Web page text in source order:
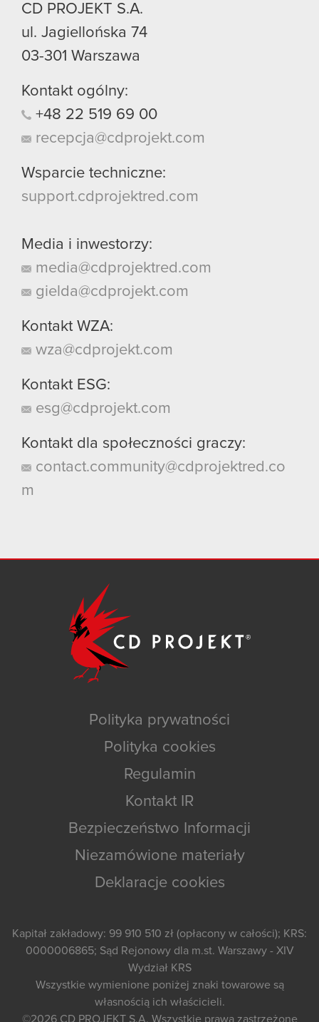
CD PROJEKT S.A.
ul. Jagiellońska 74
03-301 Warszawa
Kontakt ogólny:
+48 22 519 69 00
recepcja@cdprojekt.com
Wsparcie techniczne:
support.cdprojektred.com
Media i inwestorzy:
media@cdprojektred.com
gielda@cdprojekt.com
Kontakt WZA:
wza@cdprojekt.com
Kontakt ESG:
esg@cdprojekt.com
Kontakt dla społeczności graczy:
contact.community@cdprojektred.co
m
Polityka prywatności
Polityka cookies
Regulamin
Kontakt IR
Bezpieczeństwo Informacji
Niezamówione materiały
Deklaracje cookies
Kapitał zakładowy: 99 910 510 zł (opłacony w całości); KRS:
0000006865; Sąd Rejonowy dla m.st. Warszawy - XIV
Wydział KRS
Wszystkie wymienione poniżej znaki towarowe są
własnością ich właścicieli.
©2026 CD PROJEKT S.A. Wszystkie prawa zastrzeżone